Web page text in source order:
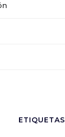
ETIQUETAS